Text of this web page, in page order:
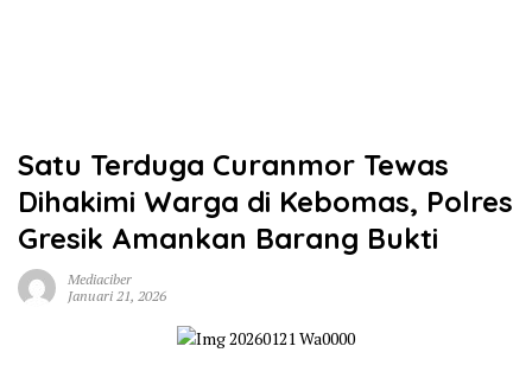
Satu Terduga Curanmor Tewas
Dihakimi Warga di Kebomas, Polres
Gresik Amankan Barang Bukti
Mediaciber
Januari 21, 2026